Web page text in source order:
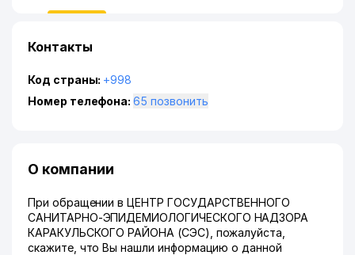
Контакты
Код страны: +998
Номер телефона:
65 позвонить
О компании
При обращении в ЦЕНТР ГОСУДАРСТВЕННОГО
САНИТАРНО-ЭПИДЕМИОЛОГИЧЕСКОГО НАДЗОРА
КАРАКУЛЬСКОГО РАЙОНА (СЭС), пожалуйста,
скажите, что Вы нашли информацию о данной